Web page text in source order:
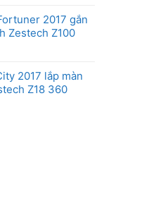
2017 gắn
Zestech Z100
2017 lắp màn
Z18 360